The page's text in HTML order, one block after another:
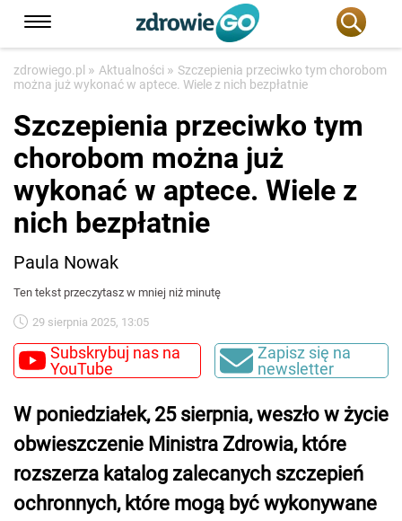
zdrowiego.pl » Aktualności » Szczepienia przeciwko tym chorobom
można już wykonać w aptece. Wiele z nich bezpłatnie
Szczepienia przeciwko tym
chorobom można już
wykonać w aptece. Wiele z
nich bezpłatnie
Paula Nowak
Ten tekst przeczytasz w mniej niż minutę
29 sierpnia 2025, 13:05
Subskrybuj nas na
YouTube
Zapisz się na
newsletter
W poniedziałek, 25 sierpnia, weszło w życie
obwieszczenie Ministra Zdrowia, które
rozszerza katalog zalecanych szczepień
ochronnych, które mogą być wykonywane